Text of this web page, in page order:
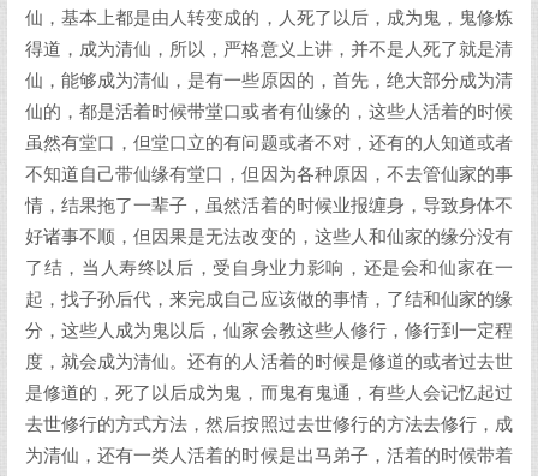
仙，基本上都是由人转变成的，人死了以后，成为鬼，鬼修炼
得道，成为清仙，所以，严格意义上讲，并不是人死了就是清
仙，能够成为清仙，是有一些原因的，首先，绝大部分成为清
仙的，都是活着时候带堂口或者有仙缘的，这些人活着的时候
虽然有堂口，但堂口立的有问题或者不对，还有的人知道或者
不知道自己带仙缘有堂口，但因为各种原因，不去管仙家的事
情，结果拖了一辈子，虽然活着的时候业报缠身，导致身体不
好诸事不顺，但因果是无法改变的，这些人和仙家的缘分没有
了结，当人寿终以后，受自身业力影响，还是会和仙家在一
起，找子孙后代，来完成自己应该做的事情，了结和仙家的缘
分，这些人成为鬼以后，仙家会教这些人修行，修行到一定程
度，就会成为清仙。还有的人活着的时候是修道的或者过去世
是修道的，死了以后成为鬼，而鬼有鬼通，有些人会记忆起过
去世修行的方式方法，然后按照过去世修行的方法去修行，成
为清仙，还有一类人活着的时候是出马弟子，活着的时候带着